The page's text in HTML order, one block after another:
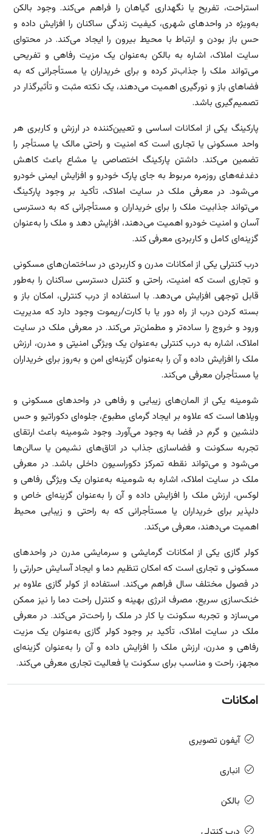
استراحت، تفریح یا نگهداری گیاهان را فراهم می‌کند. وجود بالکن
به‌ویژه در واحدهای شهری، کیفیت زندگی ساکنان را افزایش داده و
حس باز بودن و ارتباط با محیط بیرون را ایجاد می‌کند. در محتوای
سایت املاک، اشاره به بالکن به‌عنوان یک مزیت رفاهی و تفریحی
می‌تواند ملک را جذاب‌تر کرده و برای خریداران یا مستأجرانی که به
فضاهای باز و نورگیری اهمیت می‌دهند، یک نکته مثبت و تأثیرگذار در
تصمیم‌گیری باشد.
پارکینگ یکی از امکانات اساسی و تعیین‌کننده در ارزش و کاربری هر
واحد مسکونی یا تجاری است که امنیت و راحتی مالک یا مستأجر را
تضمین می‌کند. داشتن پارکینگ اختصاصی یا مشاع باعث کاهش
دغدغه‌های روزمره مربوط به جای پارک خودرو و افزایش ایمنی خودرو
می‌شود. در معرفی ملک در سایت املاک، تأکید بر وجود پارکینگ
می‌تواند جذابیت ملک را برای خریداران و مستأجرانی که به دسترسی
آسان و امنیت خودرو اهمیت می‌دهند، افزایش دهد و ملک را به‌عنوان
گزینه‌ای کامل و کاربردی معرفی کند.
درب کنترلی یکی از امکانات مدرن و کاربردی در ساختمان‌های مسکونی
و تجاری است که امنیت، راحتی و کنترل دسترسی ساکنان را به‌طور
قابل توجهی افزایش می‌دهد. با استفاده از درب کنترلی، امکان باز و
بسته کردن درب از راه دور یا با کارت/ریموت وجود دارد که مدیریت
ورود و خروج را ساده‌تر و مطمئن‌تر می‌کند. در معرفی ملک در سایت
املاک، اشاره به درب کنترلی به‌عنوان یک ویژگی امنیتی و مدرن، ارزش
ملک را افزایش داده و آن را به‌عنوان گزینه‌ای امن و به‌روز برای خریداران
یا مستأجران معرفی می‌کند.
شومینه یکی از المان‌های زیبایی و رفاهی در واحدهای مسکونی و
ویلاها است که علاوه بر ایجاد گرمای مطبوع، جلوه‌ای دکوراتیو و حس
دلنشین و گرم در فضا به وجود می‌آورد. وجود شومینه باعث ارتقای
تجربه سکونت و فضاسازی جذاب در اتاق‌های نشیمن یا سالن‌ها
می‌شود و می‌تواند نقطه تمرکز دکوراسیون داخلی باشد. در معرفی
ملک در سایت املاک، اشاره به شومینه به‌عنوان یک ویژگی رفاهی و
لوکس، ارزش ملک را افزایش داده و آن را به‌عنوان گزینه‌ای خاص و
دلپذیر برای خریداران یا مستأجرانی که به راحتی و زیبایی محیط
اهمیت می‌دهند، معرفی می‌کند.
کولر گازی یکی از امکانات گرمایشی و سرمایشی مدرن در واحدهای
مسکونی و تجاری است که امکان تنظیم دما و ایجاد آسایش حرارتی را
در فصول مختلف سال فراهم می‌کند. استفاده از کولر گازی علاوه بر
خنک‌سازی سریع، مصرف انرژی بهینه و کنترل راحت دما را نیز ممکن
می‌سازد و تجربه سکونت یا کار در ملک را راحت‌تر می‌کند. در معرفی
ملک در سایت املاک، تأکید بر وجود کولر گازی به‌عنوان یک مزیت
رفاهی و مدرن، ارزش ملک را افزایش داده و آن را به‌عنوان گزینه‌ای
مجهز، راحت و مناسب برای سکونت یا فعالیت تجاری معرفی می‌کند.
امکانات
آیفون تصویری
انباری
بالکن